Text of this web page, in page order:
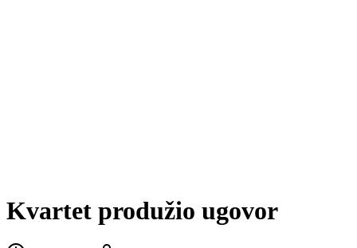
Kvartet produžio ugovor